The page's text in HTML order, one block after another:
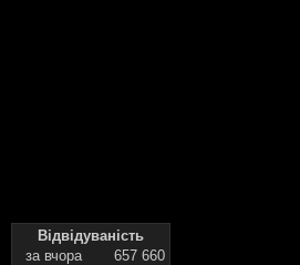
Відвідуваність
за вчора
657 660